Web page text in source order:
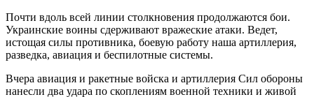
Почти вдоль всей линии столкновения продолжаются бои.
Украинские воины сдерживают вражеские атаки. Ведет,
истощая силы противника, боевую работу наша артиллерия,
разведка, авиация и беспилотные системы.
Вчера авиация и ракетные войска и артиллерия Сил обороны
нанесли два удара по скоплениям военной техники и живой